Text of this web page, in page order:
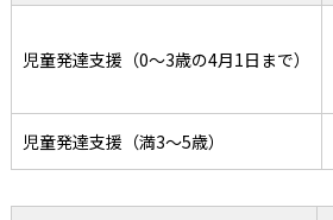
児童発達支援（0～3歳の4月1日まで）
児童発達支援（満3～5歳）